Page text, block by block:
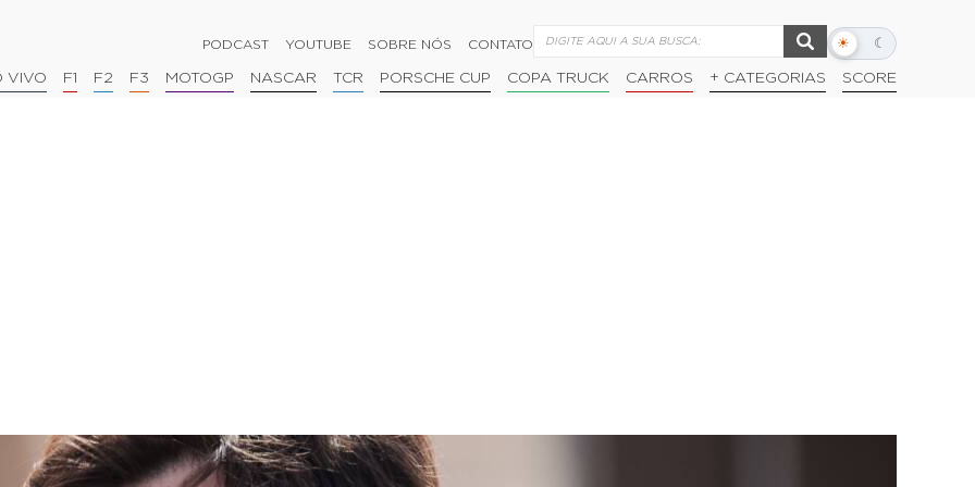
PODCAST YOUTUBE SOBRE NÓS CONTATO ☀ ☾
Alternar
escuro
VIVO F1 F2 F3 MOTOGP NASCAR TCR PORSCHE CUP COPA TRUCK CARROS + CATEGORIAS SCORE